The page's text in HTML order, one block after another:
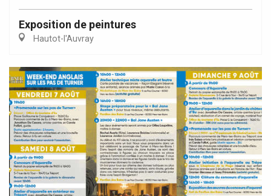
Exposition de peintures
Hautot-l'Auvray